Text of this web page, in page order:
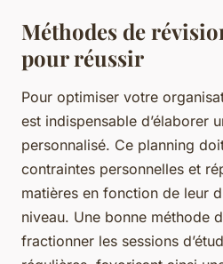
Méthodes de
pour réussir
Pour optimiser votre
est indispensable d’élaborer
personnalisé. Ce planning
contraintes personnelles et
matières en fonction de leur
niveau. Une bonne méthode
fractionner les sessions